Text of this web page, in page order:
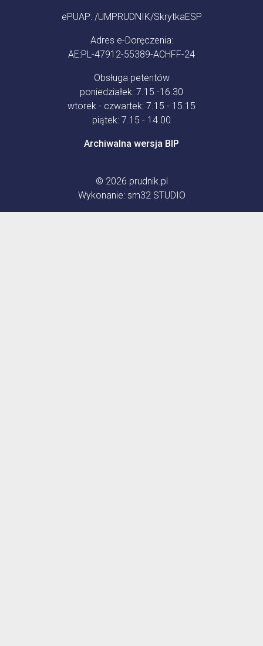
ePUAP: /UMPRUDNIK/SkrytkaESP
Adres e-Doręczenia:
AE:PL-47912-55389-ACHFF-24
Obsługa petentów
poniedziałek: 7.15 -16.30
wtorek - czwartek: 7.15 - 15.15
piątek: 7.15 - 14.00
Archiwalna wersja BIP
© 2026 prudnik.pl
Wykonanie: sm32 STUDIO